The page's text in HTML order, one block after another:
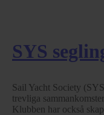
SYS
Sail Yacht Society
trevliga
Klubben har också